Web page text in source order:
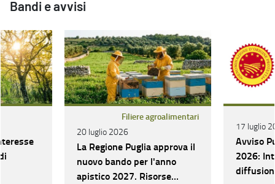
Bandi e avvisi
Filiere agroalimentari
20 luglio 2026
La Regione Puglia approva il
nuovo bando per l'anno
apistico 2027. Risorse
17 luglio
Avviso
2026: